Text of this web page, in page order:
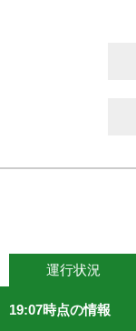
運行状況
19:07時点の情報